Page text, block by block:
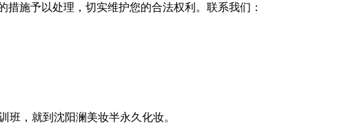
施予以处理，切实维护您的合法权利。联系我们：
，就到沈阳澜美妆半永久化妆。